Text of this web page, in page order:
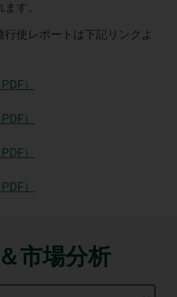
す。
使レポートは下記リンクよ
）
）
）
）
市場分析